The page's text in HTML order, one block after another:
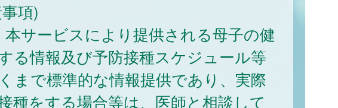
項)
サービスにより提供される母子の健
る情報及び予防接種スケジュール等
まで標準的な情報提供であり、実際
種をする場合等は、医師と相談して